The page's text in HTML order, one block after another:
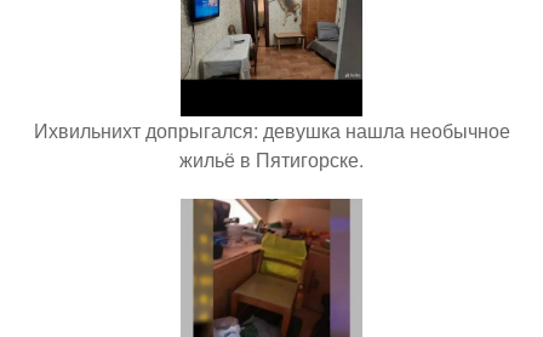
Ихвильнихт допрыгался: девушка нашла необычное
жильё в Пятигорске.